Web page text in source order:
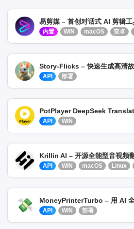
内置 WIN macOS 安卓
Story-Flicks – 快速生成高清
API 部署
API WIN
Krillin AI – 开源全能型音视频
API WIN macOS Linux
MoneyPrinterTurbo – 用 AI
API WIN 部署